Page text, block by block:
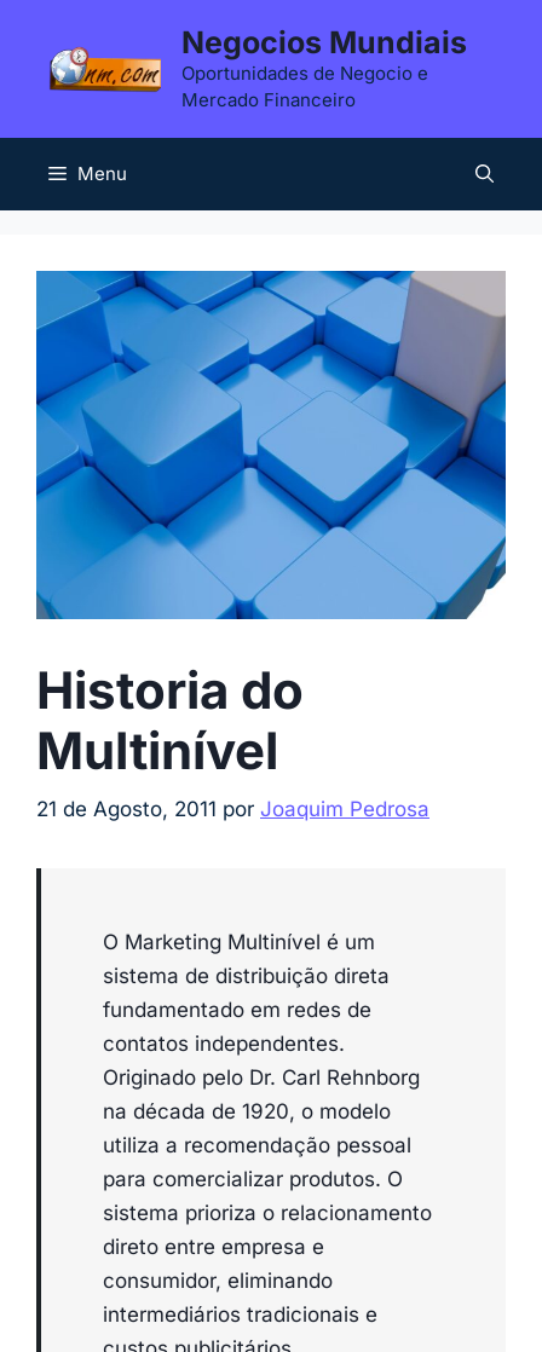
Negocios Mundiais
Oportunidades de Negocio e
Mercado Financeiro
Menu
Historia do
Multinível
21 de Agosto, 2011 por Joaquim Pedrosa
O Marketing Multinível é um
sistema de distribuição direta
fundamentado em redes de
contatos independentes.
Originado pelo Dr. Carl Rehnborg
na década de 1920, o modelo
utiliza a recomendação pessoal
para comercializar produtos. O
sistema prioriza o relacionamento
direto entre empresa e
consumidor, eliminando
intermediários tradicionais e